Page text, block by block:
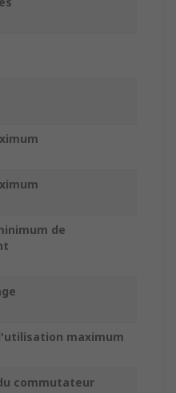
de
maximum
commutateur